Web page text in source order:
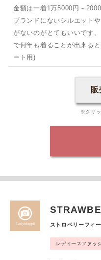
金額は一着1万5000円～
ブランドにないシルエット
がないのがとてもいいです
で何年も着ることが出来
ート用)
販
※クリッ
ストロベリーフィ
レディースファッ